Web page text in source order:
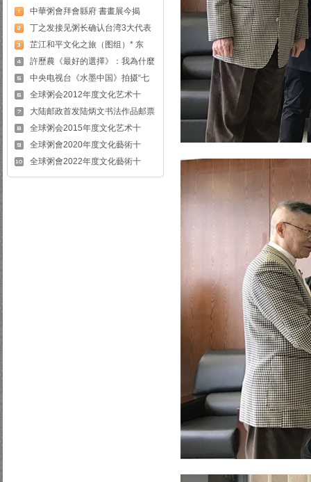
中華粥會拜會縣府 書畫展今揭
丁之发接见粥长确认台湾3大代表
芷江和平文化之旅（图组）* 东
許歷農《最好的選擇》：我為什麼
中央电视台《水墨中国》拍摄“七
全球粥会2012年度文化艺术十
大陆邮政首发陆炳文书法作品邮票
全球粥会2015年度文化艺术十
全球粥會2020年度文化藝術十
全球粥會2022年度文化藝術十